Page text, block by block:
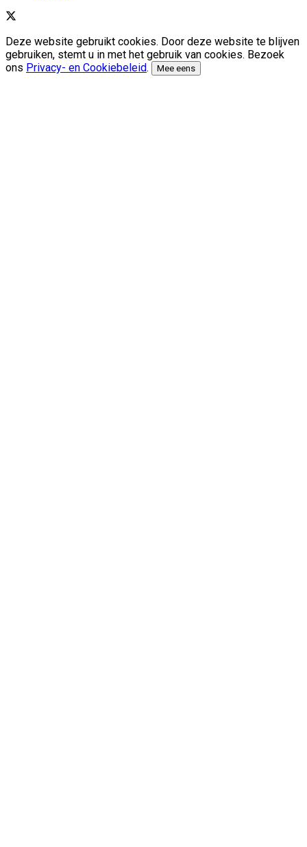
Deze website gebruikt cookies. Door deze website te blijven
gebruiken, stemt u in met het gebruik van cookies. Bezoek
ons Privacy- en Cookiebeleid. Mee eens